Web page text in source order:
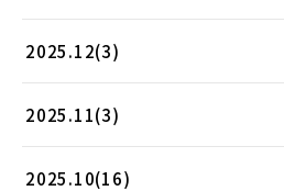
2025.12(3)
2025.11(3)
2025.10(16)